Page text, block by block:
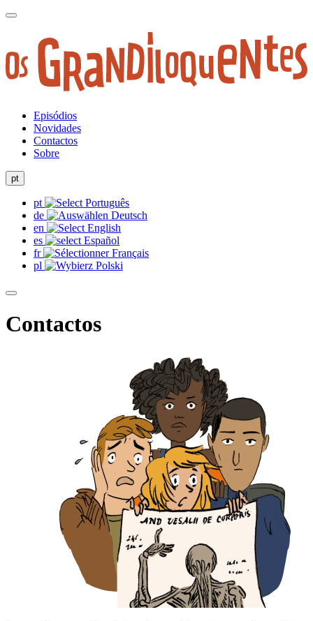
Episódios
Novidades
Contactos
Sobre
pt
pt
de
en
es
fr
pl
Contactos